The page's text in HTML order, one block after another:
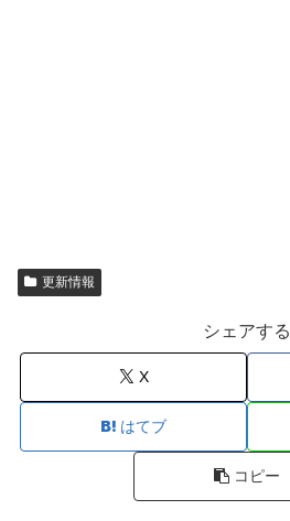
更新情報
シェアする
X
はてブ
コピー